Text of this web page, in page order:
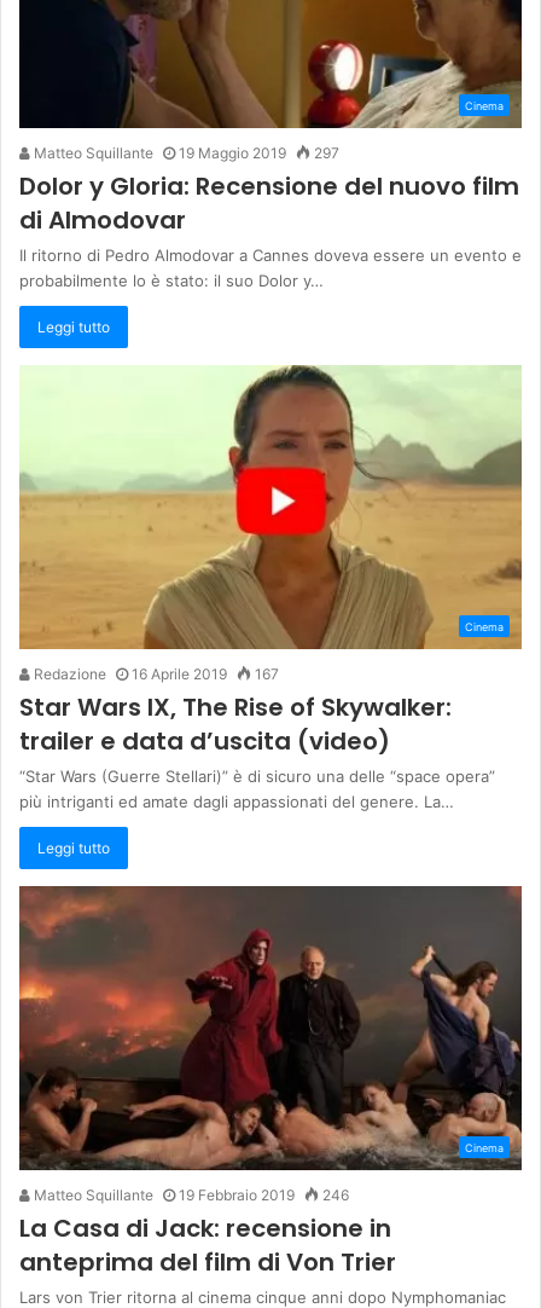
Cinema
Matteo Squillante 19 Maggio 2019 297
Dolor y Gloria: Recensione del nuovo film
di Almodovar
Il ritorno di Pedro Almodovar a Cannes doveva essere un evento e
probabilmente lo è stato: il suo Dolor y…
Leggi tutto
Cinema
Redazione 16 Aprile 2019 167
Star Wars IX, The Rise of Skywalker:
trailer e data d’uscita (video)
“Star Wars (Guerre Stellari)” è di sicuro una delle “space opera”
più intriganti ed amate dagli appassionati del genere. La…
Leggi tutto
Cinema
Matteo Squillante 19 Febbraio 2019 246
La Casa di Jack: recensione in
anteprima del film di Von Trier
Lars von Trier ritorna al cinema cinque anni dopo Nymphomaniac